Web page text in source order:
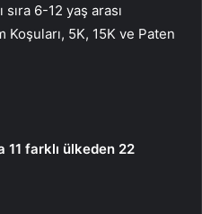
sıra 6-12 yaş arası
Koşuları, 5K, 15K ve Paten
11 farklı ülkeden 22